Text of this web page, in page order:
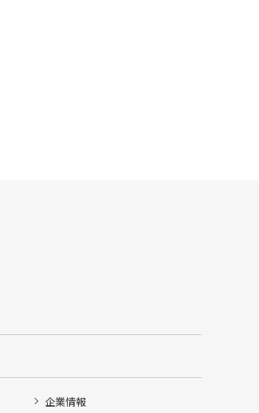
企業情報